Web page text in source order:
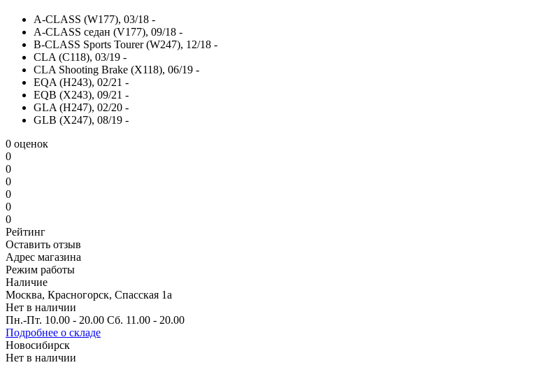
A-CLASS (W177), 03/18 -
A-CLASS седан (V177), 09/18 -
B-CLASS Sports Tourer (W247), 12/18 -
CLA (C118), 03/19 -
CLA Shooting Brake (X118), 06/19 -
EQA (H243), 02/21 -
EQB (X243), 09/21 -
GLA (H247), 02/20 -
GLB (X247), 08/19 -
0 оценок
0
0
0
0
0
0
Рейтинг
Оставить отзыв
Адрес магазина
Режим работы
Наличие
Москва, Красногорск, Спасская 1а
Нет в наличии
Пн.-Пт. 10.00 - 20.00 Сб. 11.00 - 20.00
Подробнее о складе
Новосибирск
Нет в наличии